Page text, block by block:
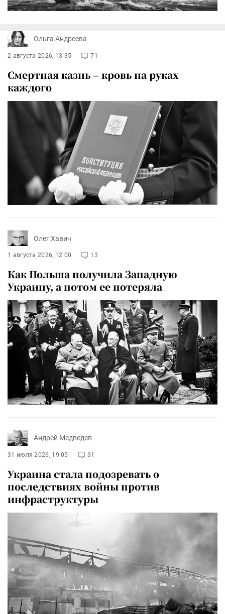
Ольга Андреева
2 августа 2026, 13:35 71
Смертная казнь – кровь на руках
каждого
Олег Хавич
1 августа 2026, 12:00 13
Как Польша получила Западную
Украину, а потом ее потеряла
Андрей Медведев
31 июля 2026, 19:05 31
Украина стала подозревать о
последствиях войны против
инфраструктуры